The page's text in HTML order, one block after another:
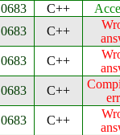
0683 C++
0683 C++
0683 C++
0683 C++
0683 C++